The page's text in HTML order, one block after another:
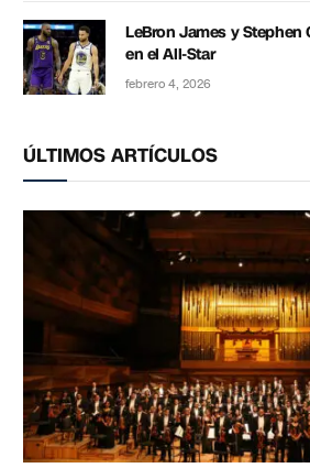
LeBron James y
en el All-Star
febrero 4, 2026
ÚLTIMOS ARTÍCULOS